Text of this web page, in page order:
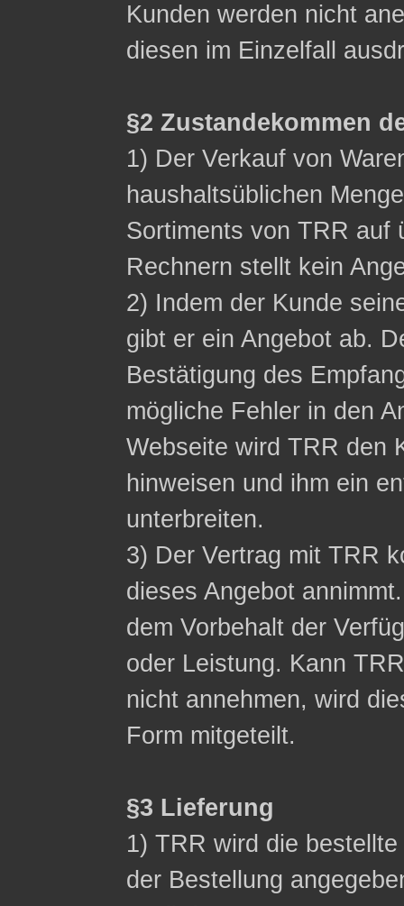
Kunden werden nicht
diesen im Einzelfall
§2 Zustandekommen
1) Der Verkauf von
haushaltsüblichen
Sortiments von TRR auf
Rechnern stellt kein
2) Indem der Kunde
gibt er ein Angebot ab.
Bestätigung des
mögliche Fehler in den
Webseite wird TRR den
hinweisen und ihm ein
unterbreiten.
3) Der Vertrag mit TRR
dieses Angebot
dem Vorbehalt der
oder Leistung. Kann
nicht annehmen, wird
Form mitgeteilt.
§3 Lieferung
1) TRR wird die
der Bestellung